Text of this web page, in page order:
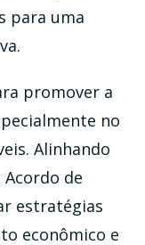
para uma
promover a
no
Alinhando
de
estratégias
econômico e